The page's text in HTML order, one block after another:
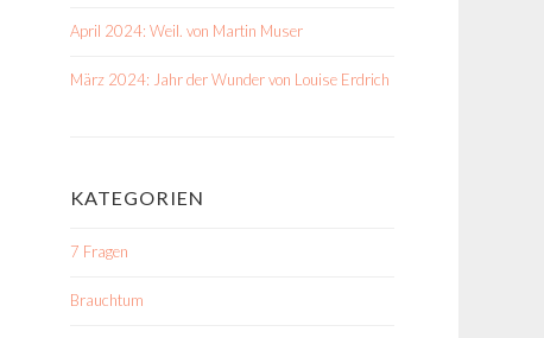
April 2024: Weil. von Martin Muser
März 2024: Jahr der Wunder von Louise Erdrich
KATEGORIEN
7 Fragen
Brauchtum